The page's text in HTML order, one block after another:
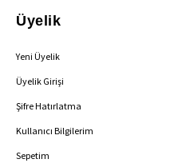
Üyelik
Yeni Üyelik
Üyelik Girişi
Şifre Hatırlatma
Kullanıcı Bilgilerim
Sepetim